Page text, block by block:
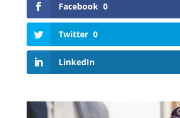
Facebook 0
Twitter 0
LinkedIn